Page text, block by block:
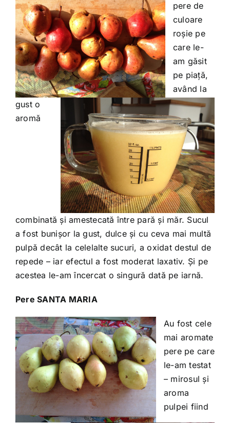
pere de
culoare
roșie pe
care le-
am găsit
pe piață,
având la
gust o
aromă
combinată și amestecată între pară și măr. Sucul
a fost bunișor la gust, dulce și cu ceva mai multă
pulpă decât la celelalte sucuri, a oxidat destul de
repede – iar efectul a fost moderat laxativ. Și pe
acestea le-am încercat o singură dată pe iarnă.
Pere SANTA MARIA
Au fost cele
mai aromate
pere pe care
le-am testat
– mirosul și
aroma
pulpei fiind